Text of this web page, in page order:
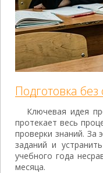
Подготовка
Ключевая идея
протекает весь
проверки знаний.
заданий и
учебного года
месяца.